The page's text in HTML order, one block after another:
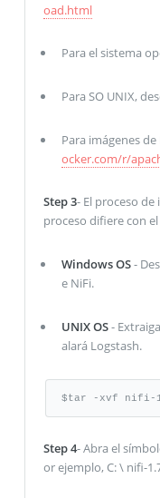
oad.html
Para el sistema
Para SO UNIX,
Para imágenes
ocker.com/r/
Step 3- El proceso de
proceso difiere con
Windows OS-
e NiFi.
UNIX OS-
alará Logstash.
$tar -xvf nifi-
Step 4- Abra el
or ejemplo, C: \ nifi-